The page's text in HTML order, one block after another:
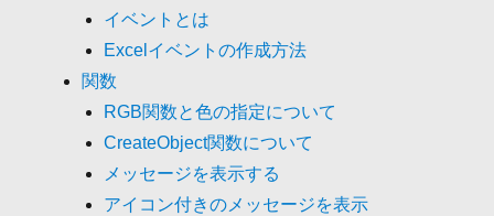
イベントとは
Excelイベントの作成方法
関数
RGB関数と色の指定について
CreateObject関数について
メッセージを表示する
アイコン付きのメッセージを表示